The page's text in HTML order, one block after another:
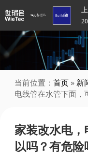
当前位置： 首页 » 新
电线管在水管下面，
家装改水电
以吗？有危险